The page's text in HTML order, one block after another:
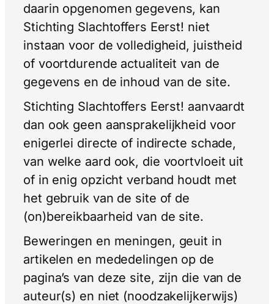
daarin opgenomen gegevens, kan
Stichting Slachtoffers Eerst! niet
instaan voor de volledigheid, juistheid
of voortdurende actualiteit van de
gegevens en de inhoud van de site.
Stichting Slachtoffers Eerst! aanvaardt
dan ook geen aansprakelijkheid voor
enigerlei directe of indirecte schade,
van welke aard ook, die voortvloeit uit
of in enig opzicht verband houdt met
het gebruik van de site of de
(on)bereikbaarheid van de site.
Beweringen en meningen, geuit in
artikelen en mededelingen op de
pagina’s van deze site, zijn die van de
auteur(s) en niet (noodzakelijkerwijs)